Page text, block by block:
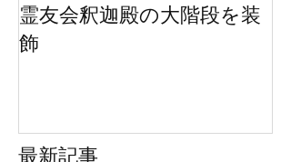
霊友会釈迦殿の大階段を装
飾
最新記事